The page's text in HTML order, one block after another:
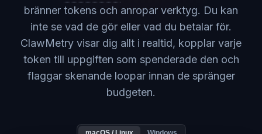
bränner tokens och anropar verktyg. Du kan
inte se vad de gör eller vad du betalar för.
ClawMetry visar dig allt i realtid, kopplar varje
token till uppgiften som spenderade den och
flaggar skenande loopar innan de spränger
budgeten.